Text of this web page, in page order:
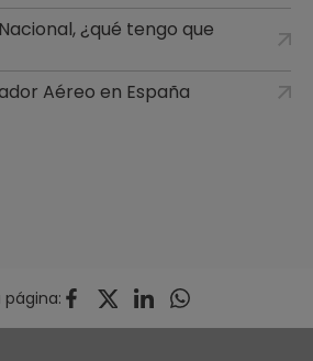
¿qué tengo que
Aéreo en España